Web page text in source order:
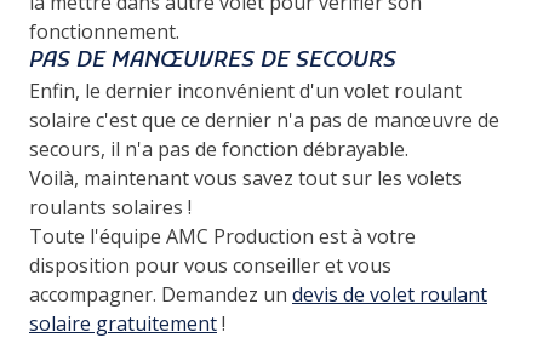
fonctionnement.
PAS DE MANŒUVRES DE SECOURS
Enfin, le dernier inconvénient d'un volet roulant
solaire c'est que ce dernier n'a pas de manœuvre de
secours, il n'a pas de fonction débrayable.
Voilà, maintenant vous savez tout sur les volets
roulants solaires !
Toute l'équipe AMC Production est à votre
disposition pour vous conseiller et vous
accompagner. Demandez un devis de volet roulant
solaire gratuitement!